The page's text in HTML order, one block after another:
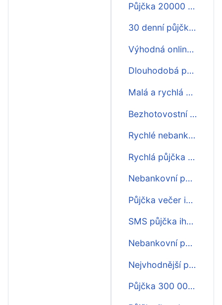
Půjčka 20000 Kč ihned na účet
30 denní půjčka ihned na účet
Výhodná online půjčka ihned
Dlouhodobá půjčka online ihned
Malá a rychlá půjčka ihned
Bezhotovostní půjčka ihned
Rychlé nebankovní půjčky ihned na účet
Rychlá půjčka o víkendu ihned
Nebankovní půjčky ihned pro osvč
Půjčka večer ihned
SMS půjčka ihned bez poplatku předem a za potvrzení zaměstnání
Nebankovní půjčka ihned online zdarma
Nejvhodnější půjčka ihned na účet
Půjčka 300 000 ihned